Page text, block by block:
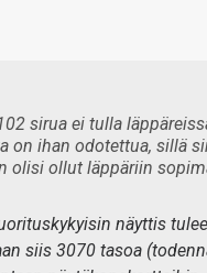
sirua ei tulla
on ihan odotettua, sillä
olisi ollut läppäriin
näyttis
siis 3070 tasoa